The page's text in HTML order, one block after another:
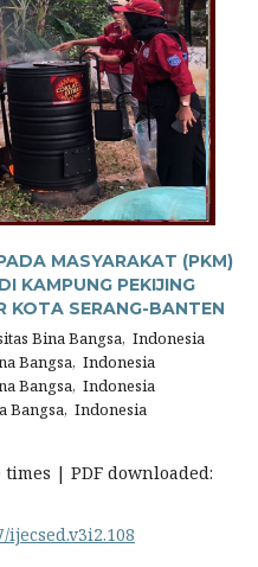
MASYARAKAT (PKM)
KAMPUNG PEKIJING
KOTA SERANG-BANTEN
Bina Bangsa, Indonesia
Bangsa, Indonesia
Bangsa, Indonesia
Bangsa, Indonesia
times | PDF downloaded:
ijecsed.v3i2.108